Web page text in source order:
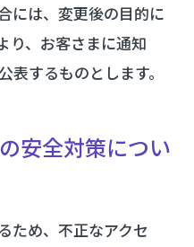
には、変更後の目的に
り、お客さまに通知
表するものとします。
安全対策につい
ため、不正なアクセ